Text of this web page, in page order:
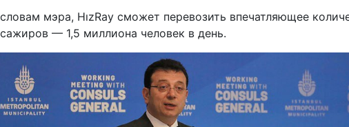
мэра, HızRay сможет перевозить впечатляющее
— 1,5 миллиона человек в день.